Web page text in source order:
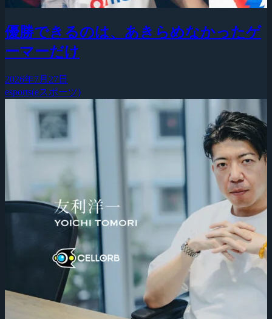
優勝できるのは、あきらめなかったゲ
ーマーだけ
2026年7月27日
esports(eスポーツ)